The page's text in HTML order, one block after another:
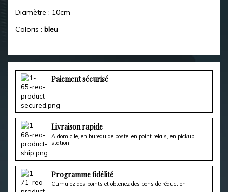
Diamètre : 10cm
Coloris : bleu
Paiement sécurisé
Livraison rapide
A domicile, en bureau de poste, en point relais, en pickup
station
Programme fidélité
Cumulez des points et obtenez des bons de réduction